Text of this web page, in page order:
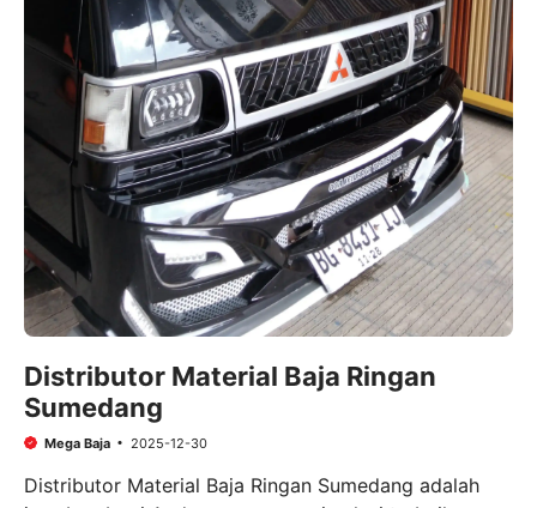
Distributor Material Baja Ringan
Sumedang
Mega Baja 2025-12-30
Distributor Material Baja Ringan Sumedang adalah